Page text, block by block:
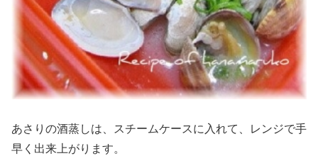
あさりの酒蒸しは、スチームケースに入れて、レンジで手
早く出来上がります。